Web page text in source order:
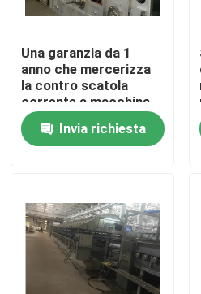
Contattici
notizie
rifinitrice dello stenter
stenter della regolazione di
Una garanzia da 1
anno che mercerizza
la contro scatola
corrente a macchina
ss 304 di lavaggio
Invia richiesta